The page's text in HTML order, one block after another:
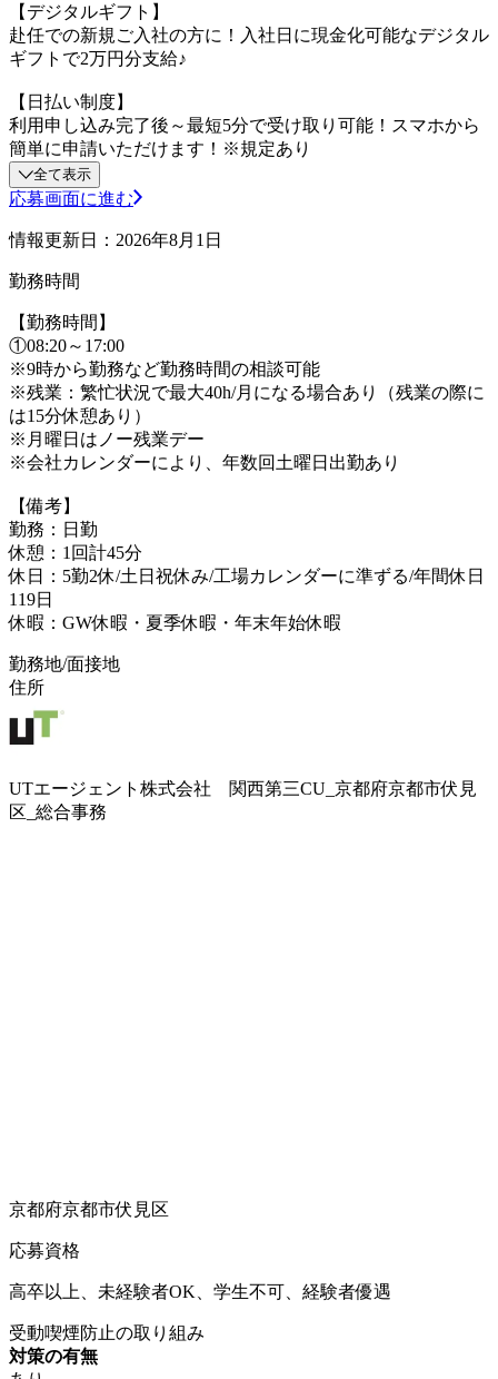
【デジタルギフト】
赴任での新規ご入社の方に！入社日に現金化可能なデジタル
ギフトで2万円分支給♪
【日払い制度】
利用申し込み完了後～最短5分で受け取り可能！スマホから
簡単に申請いただけます！※規定あり
全て表示
応募画面に進む
情報更新日：2026年8月1日
勤務時間
【勤務時間】
①08:20～17:00
※9時から勤務など勤務時間の相談可能
※残業：繁忙状況で最大40h/月になる場合あり（残業の際に
は15分休憩あり）
※月曜日はノー残業デー
※会社カレンダーにより、年数回土曜日出勤あり
【備考】
勤務：日勤
休憩：1回計45分
休日：5勤2休/土日祝休み/工場カレンダーに準ずる/年間休日
119日
休暇：GW休暇・夏季休暇・年末年始休暇
勤務地/面接地
住所
UTエージェント株式会社 関西第三CU_京都府京都市伏見
区_総合事務
京都府京都市伏見区
応募資格
高卒以上、未経験者OK、学生不可、経験者優遇
受動喫煙防止の取り組み
対策の有無